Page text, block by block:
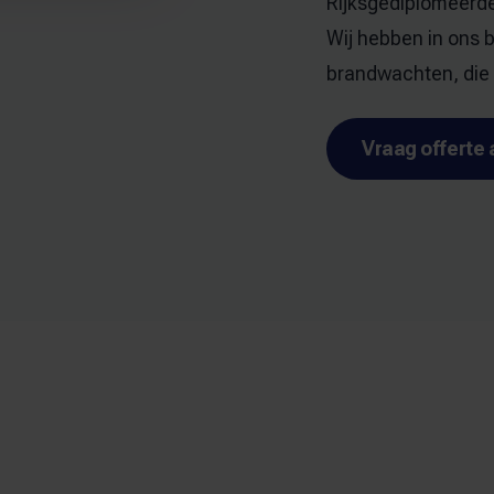
Wij hebben in ons
brandwachten,
Vraag offerte